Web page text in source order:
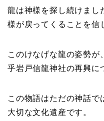
龍は神様を探し続けまし
様が戻ってくることを信
このけなげな龍の姿勢が
乎岩戸信龍神社の再興に
この物語はただの神話で
大切な文化遺産です。